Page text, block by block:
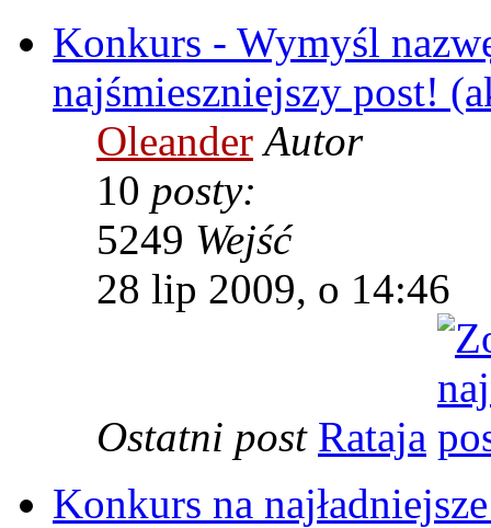
Konkurs - Wymyśl
najśmieszniejszy post!
Oleander Autor
10 posty:
5249 Wejść
28 lip 2009, o 14:46
Ostatni post Rataja
Konkurs na